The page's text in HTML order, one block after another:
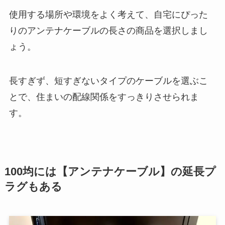
使用する場所や環境をよく考えて、自宅にぴった
りのアンテナケーブルの長さの商品を選択しまし
ょう。
長すぎず、短すぎないタイプのケーブルを選ぶこ
とで、住まいの配線関係をすっきりさせられま
す。
100均には【アンテナケーブル】の延長プ
ラグもある